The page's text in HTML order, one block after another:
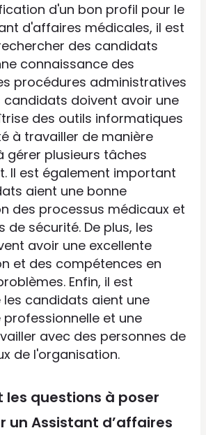
d'un bon profil pour le
d'affaires médicales, il est
des candidats
connaissance des
procédures administratives
candidats doivent avoir une
des outils informatiques
à travailler de manière
gérer plusieurs tâches
Il est également important
aient une bonne
des processus médicaux et
de sécurité. De plus, les
avoir une excellente
et des compétences en
Enfin, il est
candidats aient une
et une
avec des personnes de
de l'organisation.
les questions à poser
un Assistant d’affaires